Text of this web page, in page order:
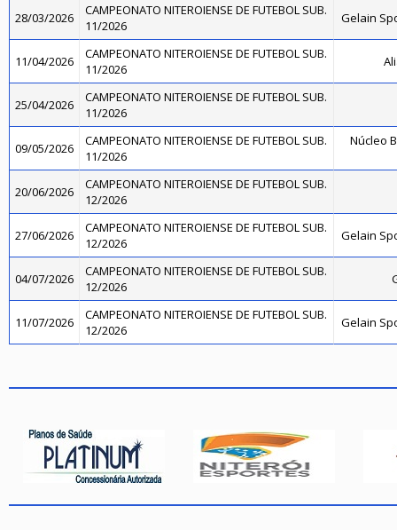
28/03/2026
CAMPEONATO NITEROIENSE DE FUTEBOL SUB.
11/2026
Gelain
11/04/2026
CAMPEONATO NITEROIENSE DE FUTEBOL SUB.
11/2026
25/04/2026
CAMPEONATO NITEROIENSE DE FUTEBOL SUB.
11/2026
09/05/2026
CAMPEONATO NITEROIENSE DE FUTEBOL SUB.
11/2026
Núcleo
20/06/2026
CAMPEONATO NITEROIENSE DE FUTEBOL SUB.
12/2026
27/06/2026
CAMPEONATO NITEROIENSE DE FUTEBOL SUB.
12/2026
Gelain
04/07/2026
CAMPEONATO NITEROIENSE DE FUTEBOL SUB.
12/2026
11/07/2026
CAMPEONATO NITEROIENSE DE FUTEBOL SUB.
12/2026
Gelain